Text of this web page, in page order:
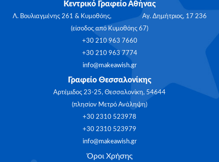
Κεντρικό Γραφείο Αθήνας
Λ. Βουλιαγμένης 261 & Κυμοθόης, Αγ. Δημήτριος, 17 236
(είσοδος από Κυμοθόης 67)
+30 210 963 7660
+30 210 963 7774
info@makeawish.gr
Γραφείο Θεσσαλονίκης
Αρτέμιδος 23-25, Θεσσαλονίκη, 54644
(πλησίον Μετρό Ανάληψη)
+30 2310 523978
+30 2310 523979
info@makeawish.gr
Όροι Χρήσης